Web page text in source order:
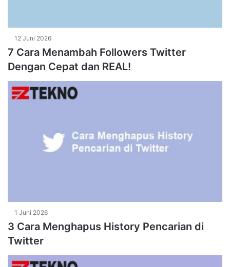
12 Juni 2026
7 Cara Menambah Followers Twitter
Dengan Cepat dan REAL!
1 Juni 2026
3 Cara Menghapus History Pencarian di
Twitter